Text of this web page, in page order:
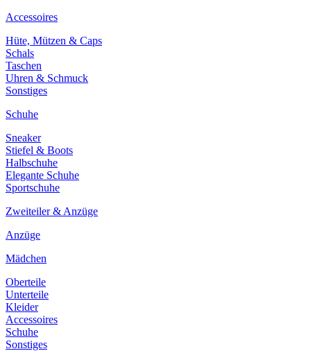
Accessoires
Hüte, Mützen & Caps
Schals
Taschen
Uhren & Schmuck
Sonstiges
Schuhe
Sneaker
Stiefel & Boots
Halbschuhe
Elegante Schuhe
Sportschuhe
Zweiteiler & Anzüge
Anzüge
Mädchen
Oberteile
Unterteile
Kleider
Accessoires
Schuhe
Sonstiges